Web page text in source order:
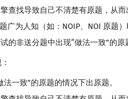
查找导致自己不清楚有原题，从而
广为人知（如：NOIP、NOI 原题）
的非送分题中出现“做法一致”的原
一致”的原题的情况下出原题。